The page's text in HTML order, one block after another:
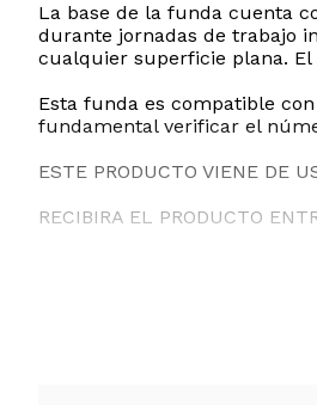
La base de la funda cuenta
durante jornadas de trabajo
cualquier superficie plana.
Esta funda es compatible
fundamental verificar el
ESTE PRODUCTO VIENE DE
RECIBIRA EL PRODUCTO